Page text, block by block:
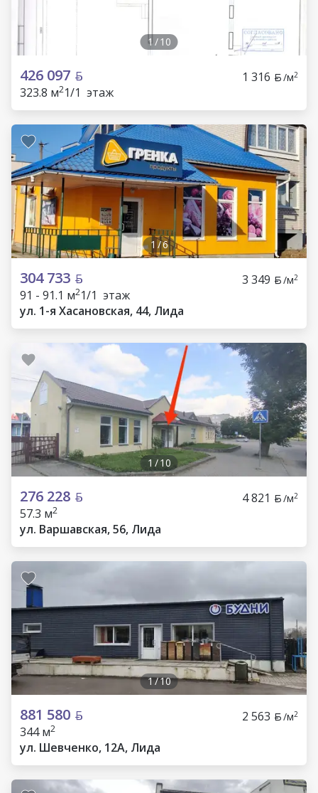
1/10
426 097 1 316 /м2
323.8 м21/1 этаж
1 /6
304 733 3 349 /м2
91 - 91.1 м21/1 этаж
ул. 1-я Хасановская, 44, Лида
1 /10
276 228 4 821 /м2
57.3 м2
ул. Варшавская, 56, Лида
1/10
881 580 2 563 /м2
344 м2
ул. Шевченко, 12А, Лида